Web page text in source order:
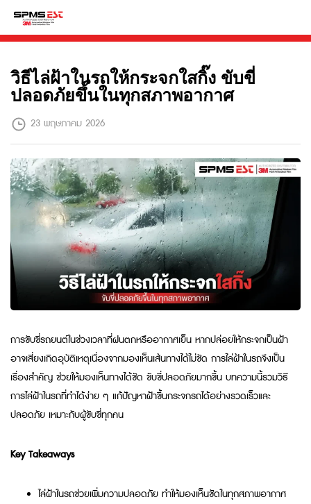
วิธีไล่ฝ้าในรถให้กระจกใสกิ๊ง ขับขี่
ปลอดภัยขึ้นในทุกสภาพอากาศ
23 พฤษภาคม 2026
การขับขี่รถยนต์ในช่วงเวลาที่ฝนตกหรืออากาศเย็น หากปล่อยให้กระจกเป็นฝ้า
อาจเสี่ยงเกิดอุบัติเหตุเนื่องจากมองเห็นเส้นทางได้ไม่ชัด การไล่ฝ้าในรถจึงเป็น
เรื่องสำคัญ ช่วยให้มองเห็นทางได้ชัด ขับขี่ปลอดภัยมากขึ้น บทความนี้รวมวิธี
การไล่ฝ้าในรถที่ทำได้ง่าย ๆ แก้ปัญหาฝ้าขึ้นกระจกรถได้อย่างรวดเร็วและ
ปลอดภัย เหมาะกับผู้ขับขี่ทุกคน
Key Takeaways
ไล่ฝ้าในรถช่วยเพิ่มความปลอดภัย ทำให้มองเห็นชัดในทุกสภาพอากาศ